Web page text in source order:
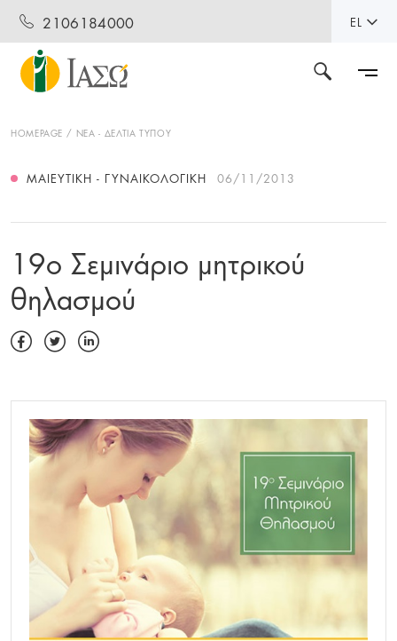
2106184000 EL
HOMEPAGE ΝΕΑ - ΔΕΛΤΙΑ ΤΥΠΟΥ
ΜΑΙΕΥΤΙΚΉ - ΓΥΝΑΙΚΟΛΟΓΙΚΉ 06/11/2013
19ο Σεμινάριο μητρικού
θηλασμού